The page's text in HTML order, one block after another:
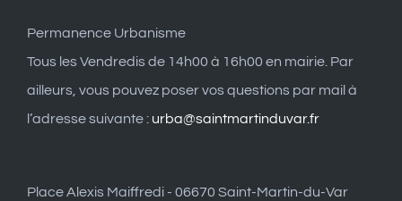
Permanence Urbanisme
Tous les Vendredis de 14h00 à 16h00 en mairie. Par
ailleurs, vous pouvez poser vos questions par mail à
l’adresse suivante : urba@saintmartinduvar.fr
Place Alexis Maiffredi - 06670 Saint-Martin-du-Var